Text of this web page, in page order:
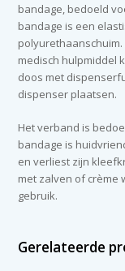
bandage, bedoeld
bandage is een
polyurethaanschuim.
medisch hulpmiddel
doos met
dispenser plaatsen.
Het verband is
bandage is
en verliest zijn
met zalven of crème
gebruik.
Gerelateerde